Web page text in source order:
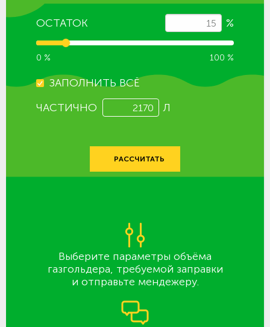
ОСТАТОК %
0 % 100 %
ЗАПОЛНИТЬ ВСЁ
ЧАСТИЧНО
Л
РАССЧИТАТЬ
Выберите параметры объёма
газгольдера, требуемой заправки
и отправьте мендежеру.